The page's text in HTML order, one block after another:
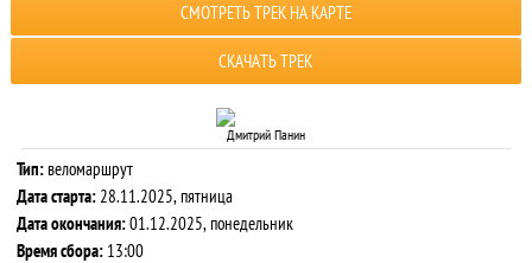
СМОТРЕТЬ ТРЕК НА КАРТЕ
СКАЧАТЬ ТРЕК
Дмитрий Панин
Тип:веломаршрут
Дата старта:28.11.2025, пятница
Дата окончания:01.12.2025, понедельник
Время сбора:13:00